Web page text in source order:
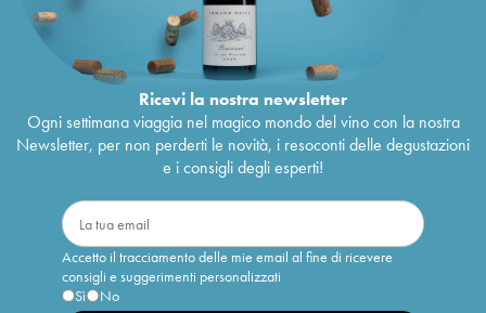
Ricevi la nostra newsletter
Ogni settimana viaggia nel magico mondo del vino con la nostra
Newsletter, per non perderti le novità, i resoconti delle degustazioni
e i consigli degli esperti!
Accetto il tracciamento delle mie email al fine di ricevere
consigli e suggerimenti personalizzati
Sì
No